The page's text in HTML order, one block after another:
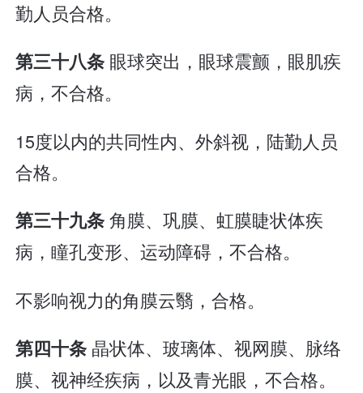
勤人员合格。
第三十八条 眼球突出，眼球震颤，眼肌疾
病，不合格。
15度以内的共同性内、外斜视，陆勤人员
合格。
第三十九条角膜、巩膜、虹膜睫状体疾
病，瞳孔变形、运动障碍，不合格。
不影响视力的角膜云翳，合格。
第四十条 晶状体、玻璃体、视网膜、脉络
膜、视神经疾病，以及青光眼，不合格。